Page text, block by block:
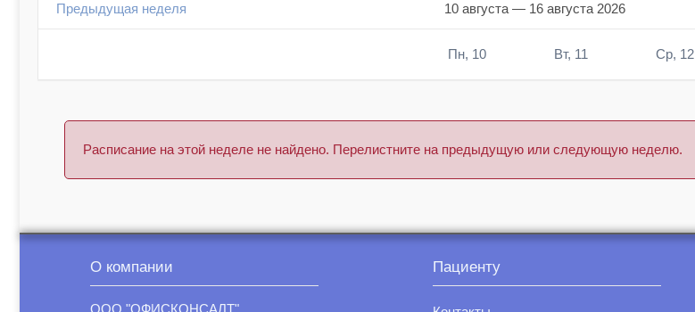
Предыдущая неделя 10 августа — 16 августа 2026
Пн, 10 Вт, 11 Ср, 12
Расписание на этой неделе не найдено. Перелистните на предыдущую или следующую неделю.
О компании Пациенту